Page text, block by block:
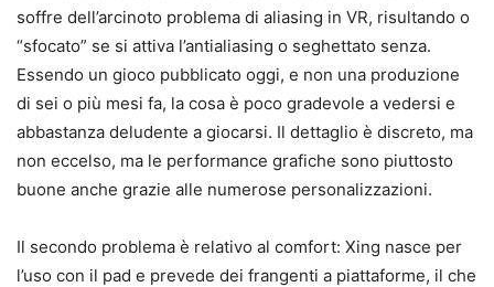
soffre dell’arcinoto problema di aliasing in VR, risultando o
“sfocato” se si attiva l’antialiasing o seghettato senza.
Essendo un gioco pubblicato oggi, e non una produzione
di sei o più mesi fa, la cosa è poco gradevole a vedersi e
abbastanza deludente a giocarsi. Il dettaglio è discreto, ma
non eccelso, ma le performance grafiche sono piuttosto
buone anche grazie alle numerose personalizzazioni.
Il secondo problema è relativo al comfort: Xing nasce per
l’uso con il pad e prevede dei frangenti a piattaforme, il che